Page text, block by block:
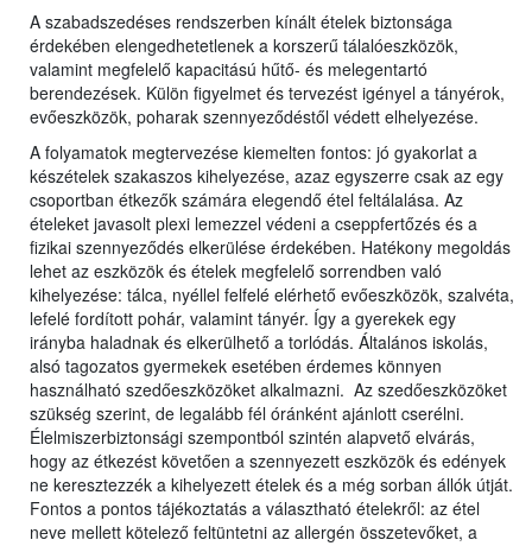
A szabadszedéses rendszerben kínált ételek biztonsága
érdekében elengedhetetlenek a korszerű tálalóeszközök,
valamint megfelelő kapacitású hűtő- és melegentartó
berendezések. Külön figyelmet és tervezést igényel a tányérok,
evőeszközök, poharak szennyeződéstől védett elhelyezése.
A folyamatok megtervezése kiemelten fontos: jó gyakorlat a
készételek szakaszos kihelyezése, azaz egyszerre csak az egy
csoportban étkezők számára elegendő étel feltálalása. Az
ételeket javasolt plexi lemezzel védeni a cseppfertőzés és a
fizikai szennyeződés elkerülése érdekében. Hatékony megoldás
lehet az eszközök és ételek megfelelő sorrendben való
kihelyezése: tálca, nyéllel felfelé elérhető evőeszközök, szalvéta,
lefelé fordított pohár, valamint tányér. Így a gyerekek egy
irányba haladnak és elkerülhető a torlódás. Általános iskolás,
alsó tagozatos gyermekek esetében érdemes könnyen
használható szedőeszközöket alkalmazni. Az szedőeszközöket
szükség szerint, de legalább fél óránként ajánlott cserélni.
Élelmiszerbiztonsági szempontból szintén alapvető elvárás,
hogy az étkezést követően a szennyezett eszközök és edények
ne keresztezzék a kihelyezett ételek és a még sorban állók útját.
Fontos a pontos tájékoztatás a választható ételekről: az étel
neve mellett kötelező feltüntetni az allergén összetevőket, a